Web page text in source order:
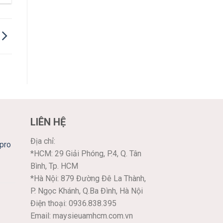
LIÊN HỆ
Địa chỉ:
*HCM: 29 Giải Phóng, P.4, Q. Tân
Bình, Tp. HCM
*Hà Nội: 879 Đường Đê La Thành,
P. Ngọc Khánh, Q.Ba Đình, Hà Nội
Điện thoại: 0936.838.395
Email: maysieuamhcm.com.vn